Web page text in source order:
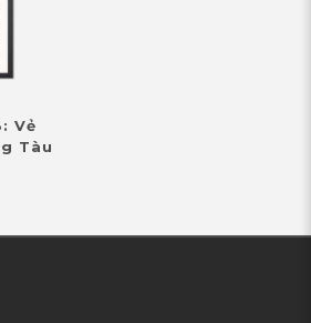
Vẻ
Tàu